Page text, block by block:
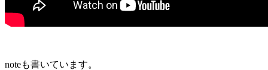
noteも書いています。